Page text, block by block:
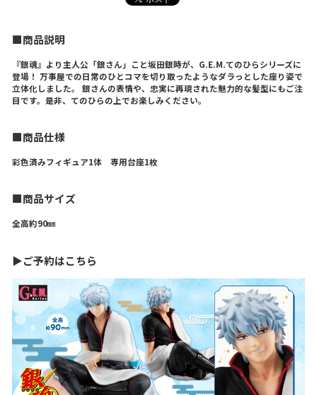
■商品説明
『銀魂』より主人公「銀さん」こと坂田銀時が、G.E.M.てのひらシリーズに
登場！ 万事屋での日常のひとコマを切り取ったようなダラっとした座り姿で
立体化しました。 銀さんの表情や、忠実に再現された魅力的な髪型にもご注
目です。是非、てのひらの上でお楽しみください。
■商品仕様
彩色済みフィギュア1体 専用台座1枚
■商品サイズ
全高約90㎜
▶ご予約はこちら